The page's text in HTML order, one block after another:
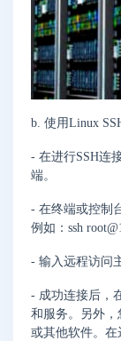
b. 使用Linux
- 在进行SSH连
端。
- 在终端或控制
例如：ssh
- 输入远程访问
- 成功连接后，
和服务。另外
或其他软件。在